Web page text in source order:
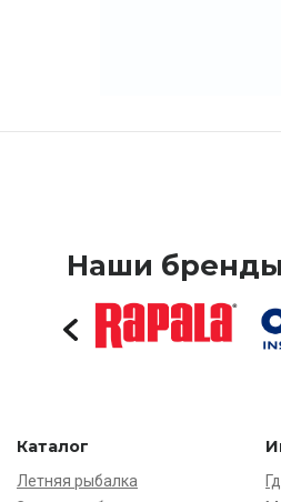
Наши
Каталог
Летняя рыбалка